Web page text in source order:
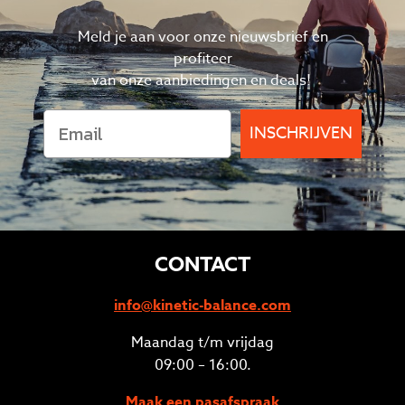
Meld je aan voor onze nieuwsbrief en
profiteer
vanonze aanbiedingen en deals!
INSCHRIJVEN
CONTACT
info@kinetic-balance.com
Maandag t/m vrijdag
09:00 – 16:00.